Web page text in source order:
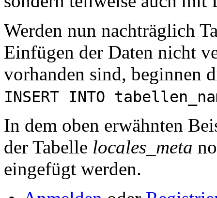
Werden nun nachträglich
Einfügen der Daten nicht
vorhanden sind, beginnen
INSERT INTO
In dem oben erwähnten
der Tabelle locales_meta
eingefügt werden.